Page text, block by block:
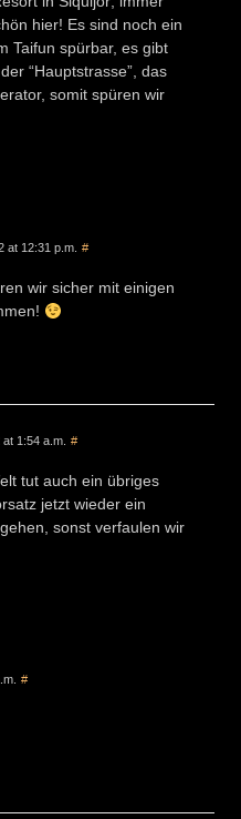
hier! Es sind noch ein
Taifun spürbar, es gibt
“Hauptstrasse”, das
somit spüren wir
at 12:31 p.m. #
wir sicher mit einigen
1:54 a.m. #
tut auch ein übriges
jetzt wieder ein
sonst verfaulen wir
#